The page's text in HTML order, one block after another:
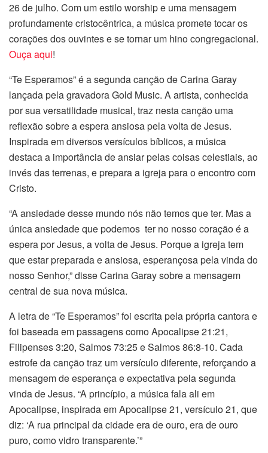
26 de julho. Com um estilo worship e uma mensagem
profundamente cristocêntrica, a música promete tocar os
corações dos ouvintes e se tornar um hino congregacional.
Ouça aqui!
“Te Esperamos” é a segunda canção de Carina Garay
lançada pela gravadora Gold Music. A artista, conhecida
por sua versatilidade musical, traz nesta canção uma
reflexão sobre a espera ansiosa pela volta de Jesus.
Inspirada em diversos versículos bíblicos, a música
destaca a importância de ansiar pelas coisas celestiais, ao
invés das terrenas, e prepara a igreja para o encontro com
Cristo.
“A ansiedade desse mundo nós não temos que ter. Mas a
única ansiedade que podemos ter no nosso coração é a
espera por Jesus, a volta de Jesus. Porque a igreja tem
que estar preparada e ansiosa, esperançosa pela vinda do
nosso Senhor,” disse Carina Garay sobre a mensagem
central de sua nova música.
A letra de “Te Esperamos” foi escrita pela própria cantora e
foi baseada em passagens como Apocalipse 21:21,
Filipenses 3:20, Salmos 73:25 e Salmos 86:8-10. Cada
estrofe da canção traz um versículo diferente, reforçando a
mensagem de esperança e expectativa pela segunda
vinda de Jesus. “A princípio, a música fala ali em
Apocalipse, inspirada em Apocalipse 21, versículo 21, que
diz: ‘A rua principal da cidade era de ouro, era de ouro
puro, como vidro transparente.’”